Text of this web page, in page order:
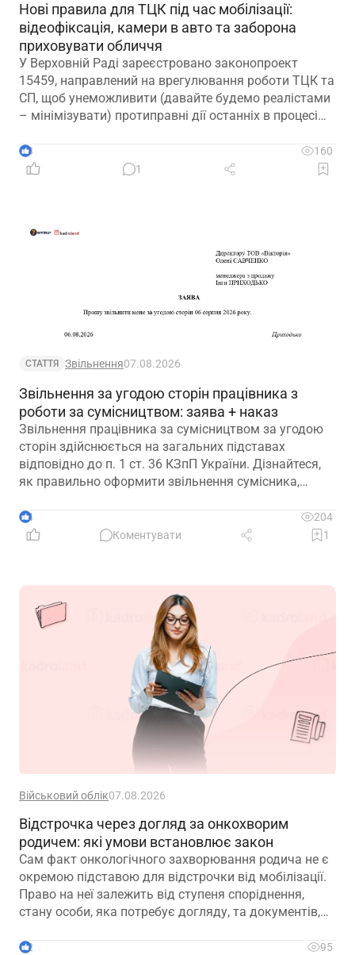
Нові правила для ТЦК під час мобілізації:
відеофіксація, камери в авто та заборона
приховувати обличчя
У Верховній Раді зареєстровано законопроект
15459, направлений на врегулювання роботи ТЦК та
СП, щоб унеможливити (давайте будемо реалістами
– мінімізувати) протиправні дії останніх в процесі
3
160
1
СТАТТЯ Звільнення07.08.2026
Звільнення за угодою сторін працівника з
роботи за сумісництвом: заява + наказ
Звільнення працівника за сумісництвом за угодою
сторін здійснюється на загальних підставах
відповідно до п. 1 ст. 36 КЗпП України. Дізнайтеся,
як правильно оформити звільнення сумісника,
зафіксувати домовленість між працівником і
роботодавцем.
4
204
Коментувати
1
Військовий облік07.08.2026
Відстрочка через догляд за онкохворим
родичем: які умови встановлює закон
Сам факт онкологічного захворювання родича не є
окремою підставою для відстрочки від мобілізації.
Право на неї залежить від ступеня споріднення,
стану особи, яка потребує догляду, та документів,
2
95